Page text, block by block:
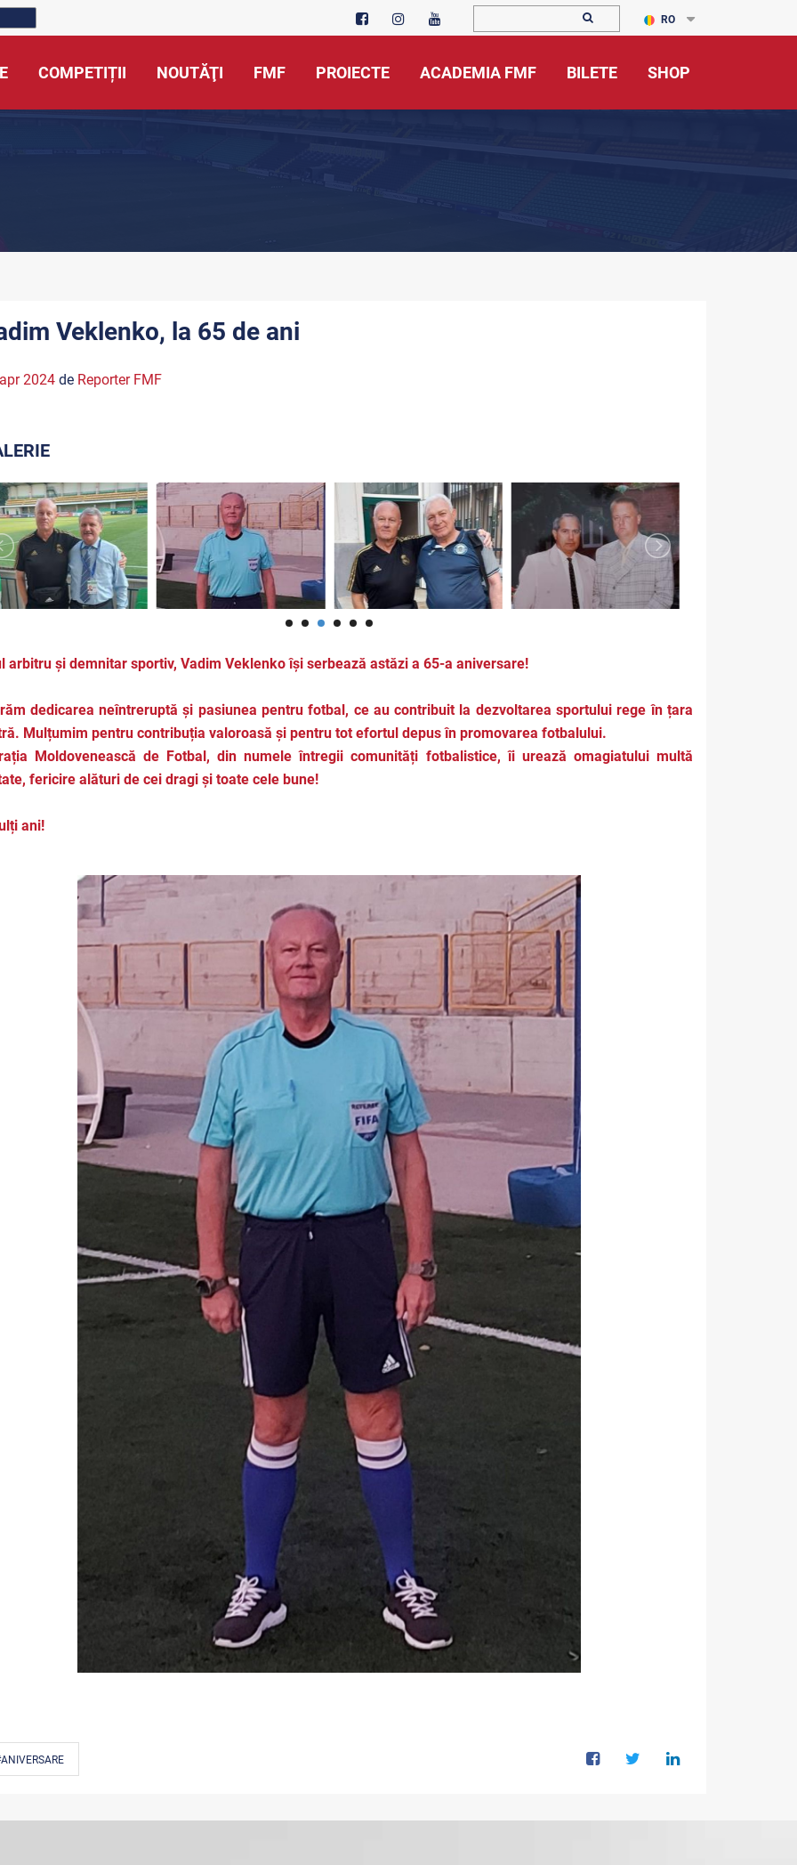
RO
COMPETIȚII NOUTĂŢI FMF PROIECTE ACADEMIA FMF BILETE SHOP
Veklenko, la 65 de ani
2024de Reporter FMF
arbitru și demnitar sportiv, Vadim Veklenko își serbează astăzi a 65-a aniversare!
dedicarea neîntreruptă și pasiunea pentru fotbal, ce au contribuit la dezvoltarea sportului rege în țara
Mulțumim pentru contribuția valoroasă și pentru tot efortul depus în promovarea fotbalului.
Moldovenească de Fotbal, din numele întregii comunități fotbalistice, îi urează omagiatului multă
fericire alături de cei dragi și toate cele bune!
ani!